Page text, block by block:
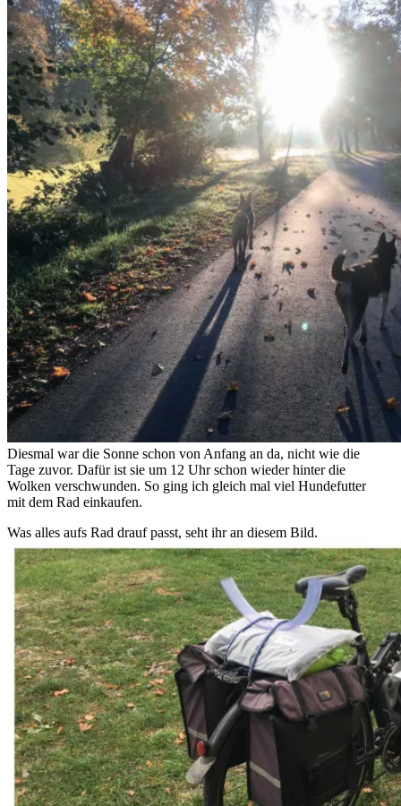
Diesmal war die Sonne schon von Anfang an da, nicht wie die
Tage zuvor. Dafür ist sie um 12 Uhr schon wieder hinter die
Wolken verschwunden. So ging ich gleich mal viel Hundefutter
mit dem Rad einkaufen.
Was alles aufs Rad drauf passt, seht ihr an diesem Bild.